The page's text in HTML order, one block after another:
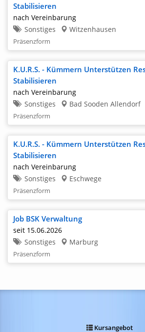
Fulda
Göttingen
Gießen
Gotha
Hann. Münden
Hofgeismar
Kassel
Limburg
Mühlhausen
Marburg
Wetzlar
Wolfhagen
Stabilisieren
nach Vereinbarung
Sonstiges
Witzenhausen
Präsenzform
K.U.R.S. - Kümmern Unterstützen
Stabilisieren
nach Vereinbarung
Sonstiges
Bad Sooden Allendorf
Präsenzform
K.U.R.S. - Kümmern Unterstützen
Stabilisieren
nach Vereinbarung
Sonstiges
Eschwege
Präsenzform
Job BSK Verwaltung
seit 15.06.2026
Sonstiges
Marburg
Präsenzform
Kursangebot